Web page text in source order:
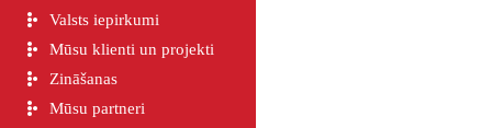
Valsts iepirkumi
Mūsu klienti un projekti
Zināšanas
Mūsu partneri